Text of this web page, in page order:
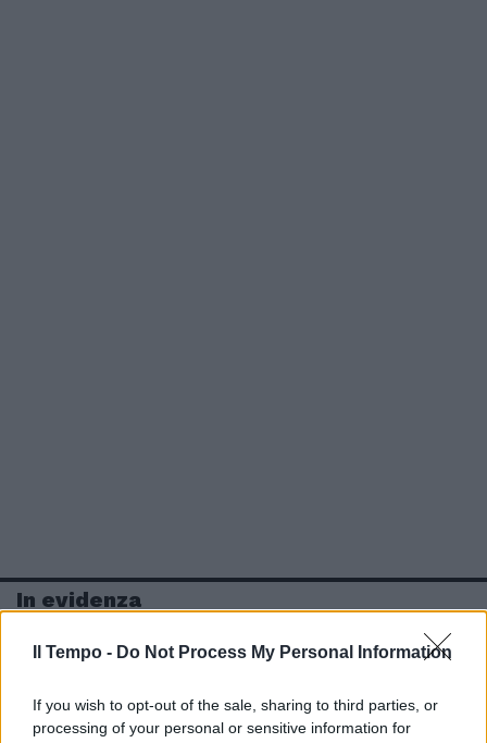
Il Tempo - Do Not Process My Personal Information
If you wish to opt-out of the sale, sharing to third parties, or
processing of your personal or sensitive information for
In evidenza